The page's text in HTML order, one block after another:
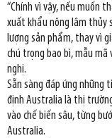
“Chính vì vậy, nếu muốn
xuất khẩu nông lâm thủy
lượng sản phẩm, thay vì
chú trọng bao bì, mẫu mã
nghị.
Sẵn sàng đáp ứng những
định Australia là thị
vào chế biến sâu, từng
Australia.